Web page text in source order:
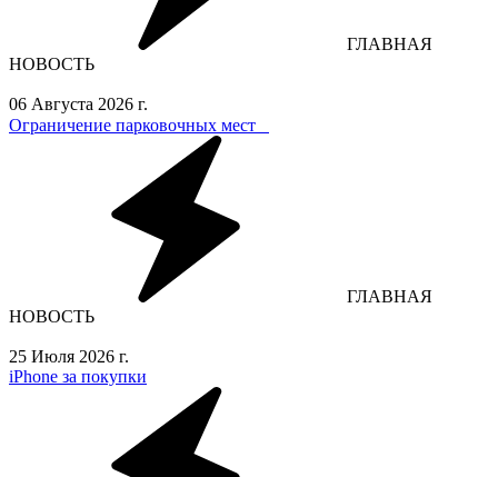
ГЛАВНАЯ
НОВОСТЬ
06 Августа 2026 г.
Ограничение парковочных мест⁣⁣⠀
ГЛАВНАЯ
НОВОСТЬ
25 Июля 2026 г.
iPhone за покупки